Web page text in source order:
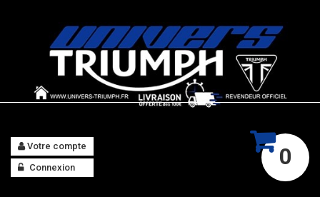
0
Votre compte
Connexion